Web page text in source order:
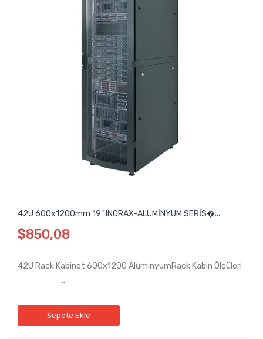
42U 600x1200mm 19" INORAX-ALÜMİNYUM SERİS�...
$850,08
42U Rack Kabinet 600x1200 AlüminyumRack Kabin Ölçüleri
..
Sepete Ekle